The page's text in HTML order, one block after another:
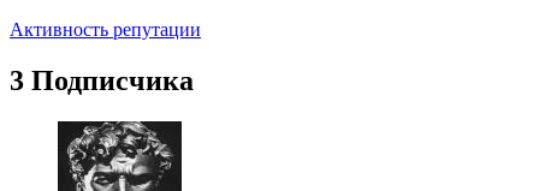
Активность репутации
3 Подписчика